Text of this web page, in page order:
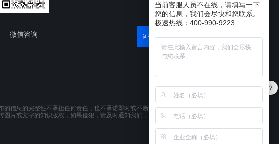
微信咨询
信息的完整性不承担任何责任，也不承诺即时或不断更新本网站所载资料。本网站所提供的
片或文字的知识版权，如果侵犯，请及时通知我们，本网站将在第一时间及时删除。
产品可以试用吗？
当前客服人员不在线，请填写一下
您的信息，我们会尽快和您联系。
极速热线：400-990-9223